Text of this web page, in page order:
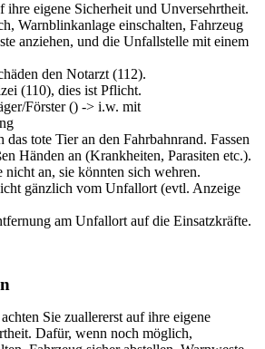
ihre eigene Sicherheit und Unversehrtheit.
Warnblinkanlage einschalten, Fahrzeug
anziehen, und die Unfallstelle mit einem
den Notarzt (112).
(110), dies ist Pflicht.
Förster () -> i.w. mit
tote Tier an den Fahrbahnrand. Fassen
Händen an (Krankheiten, Parasiten etc.).
nicht an, sie könnten sich wehren.
gänzlich vom Unfallort (evtl. Anzeige
am Unfallort auf die Einsatzkräfte.
Sie zuallererst auf ihre eigene
Dafür, wenn noch möglich,